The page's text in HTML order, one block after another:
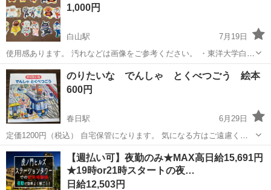
1,000円
白山駅
7月19日
使用感あります。 汚れなどは画像をご参考ください。 ・東洋大学白山
キャンパスの西門前(白山通り沿い。隣にローソン文京白山五丁目店が
あります。) ・三田線千石駅 ・三田線白山駅 ・南北線本駒込駅 で手渡
し希望です。 手渡...
東京 文京区 白山駅 アンパンマン
のりたいな でんしゃ とくべつごう 絵本
600円
春日駅
6月29日
定価1200円（税込） 自宅保管になります。 気になる方はご遠慮くだ
さい。 ノークレームノーリターンでお願い致します。 取引きは春日駅
周辺の指定の場所でお願い致します。 詳細はメッセージにて相談させ
て頂きます。 他にも出...
東京 文京区 春日駅 パズル 周辺
【週払い可】夜勤のみ★MAX高日給15,691円
★19時or21時スタートの夜…
日給12,503円